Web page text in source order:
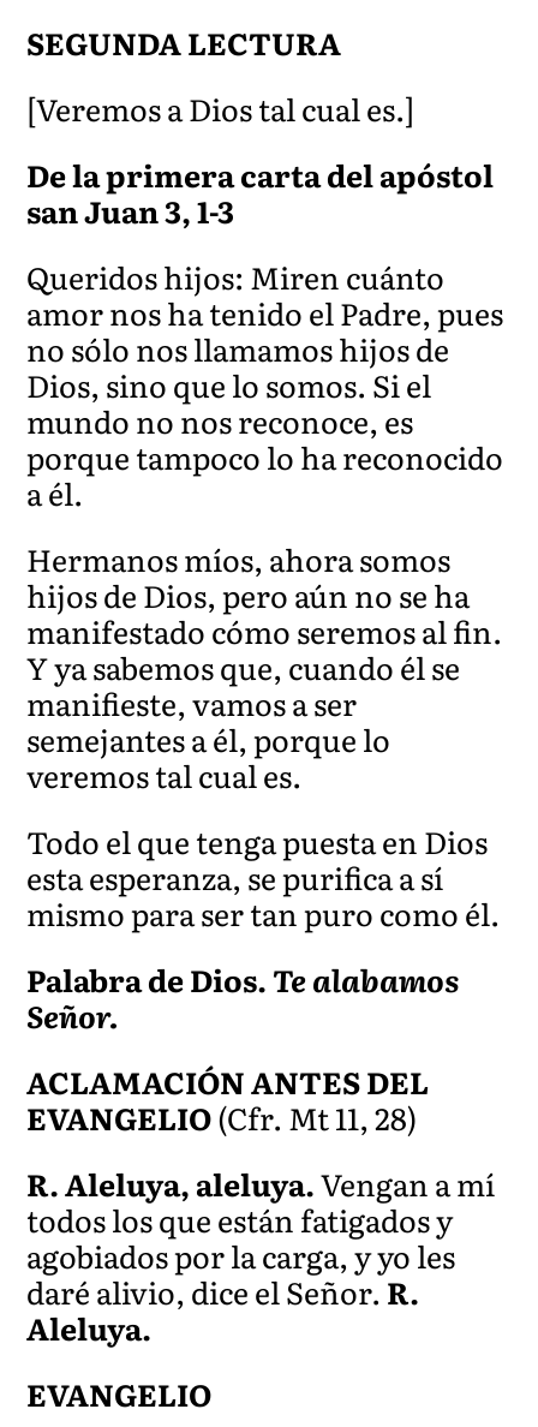
SEGUNDA LECTURA
[Veremos a Dios tal cual es.]
De la primera carta del apóstol
san Juan 3, 1-3
Queridos hijos: Miren cuánto
amor nos ha tenido el Padre, pues
no sólo nos llamamos hijos de
Dios, sino que lo somos. Si el
mundo no nos reconoce, es
porque tampoco lo ha reconocido
a él.
Hermanos míos, ahora somos
hijos de Dios, pero aún no se ha
manifestado cómo seremos al fin.
Y ya sabemos que, cuando él se
manifieste, vamos a ser
semejantes a él, porque lo
veremos tal cual es.
Todo el que tenga puesta en Dios
esta esperanza, se purifica a sí
mismo para ser tan puro como él.
Palabra de Dios.Te alabamos
Señor.
ACLAMACIÓN ANTES DEL
EVANGELIO(Cfr. Mt 11, 28)
R. Aleluya, aleluya.Vengan a mí
todos los que están fatigados y
agobiados por la carga, y yo les
daré alivio, dice el Señor. R.
Aleluya.
EVANGELIO